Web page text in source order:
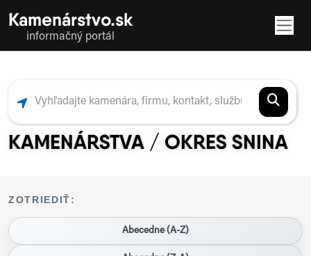
Kamenárstvo.sk
informačný portál
KAMENÁRSTVA / OKRES SNINA
ZOTRIEDIŤ:
Abecedne (A-Z)